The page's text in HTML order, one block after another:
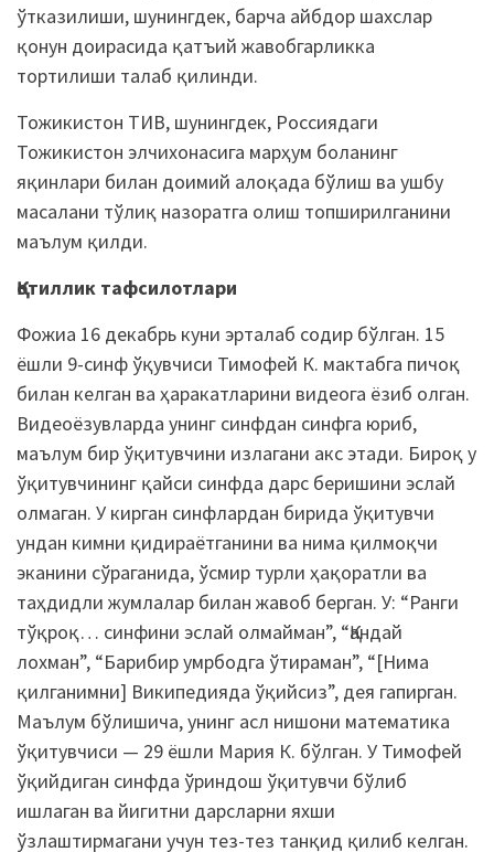
ўтказилиши, шунингдек, барча айбдор шахслар
қонун доирасида қатъий жавобгарликка
тортилиши талаб қилинди.
Тожикистон ТИВ, шунингдек, Россиядаги
Тожикистон элчихонасига марҳум боланинг
яқинлари билан доимий алоқада бўлиш ва ушбу
масалани тўлиқ назоратга олиш топширилганини
маълум қилди.
Қотиллик тафсилотлари
Фожиа 16 декабрь куни эрталаб содир бўлган. 15
ёшли 9-синф ўқувчиси Тимофей К. мактабга пичоқ
билан келган ва ҳаракатларини видеога ёзиб олган.
Видеоёзувларда унинг синфдан синфга юриб,
маълум бир ўқитувчини излагани акс этади. Бироқ у
ўқитувчининг қайси синфда дарс беришини эслай
олмаган. У кирган синфлардан бирида ўқитувчи
ундан кимни қидираётганини ва нима қилмоқчи
эканини сўраганида, ўсмир турли ҳақоратли ва
таҳдидли жумлалар билан жавоб берган. У: “Ранги
тўқроқ… синфини эслай олмайман”, “Қандай
лохман”, “Барибир умрбодга ўтираман”, “[Нима
қилганимни] Википедияда ўқийсиз”, дея гапирган.
Маълум бўлишича, унинг асл нишони математика
ўқитувчиси — 29 ёшли Мария К. бўлган. У Тимофей
ўқийдиган синфда ўриндош ўқитувчи бўлиб
ишлаган ва йигитни дарсларни яхши
ўзлаштирмагани учун тез-тез танқид қилиб келган.